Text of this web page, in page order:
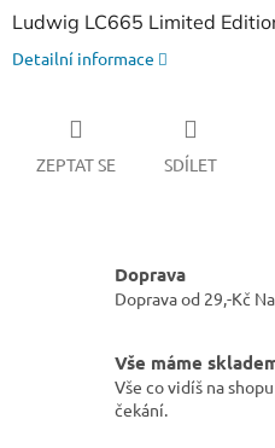
Ludwig LC665 Limited
Detailní informace
ZEPTAT SE SDÍLET
Doprava
Doprava od 29,-Kč
Vše máme
Vše co vidíš na
čekání.